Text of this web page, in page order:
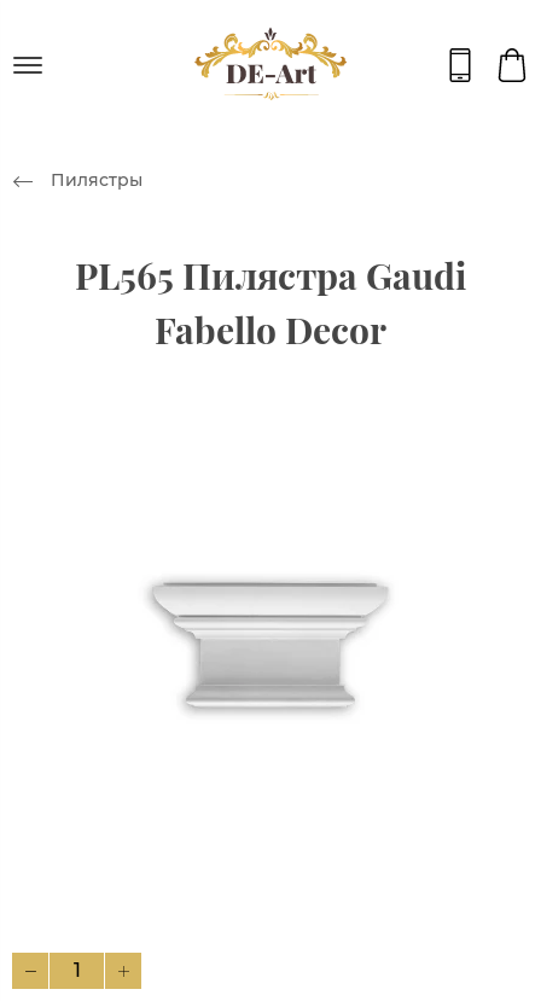
Пилястры
PL565 Пилястра Gaudi
Fabello Decor